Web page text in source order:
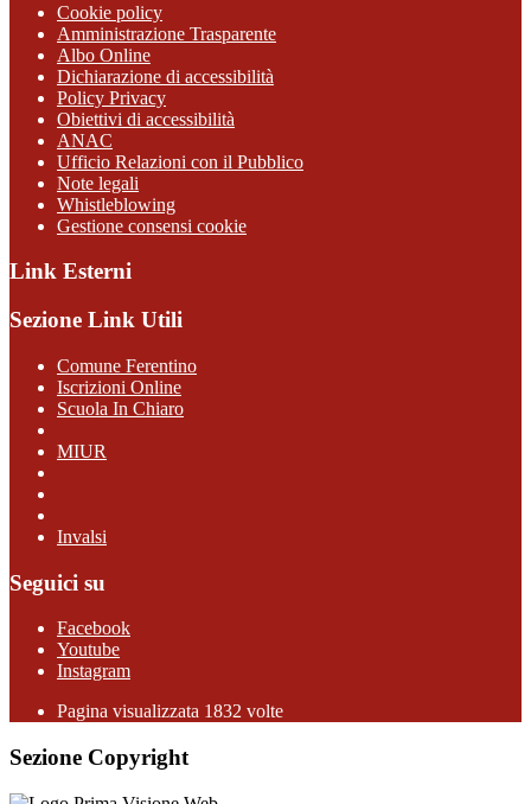
Cookie policy
Amministrazione Trasparente
Albo Online
Dichiarazione di accessibilità
Policy Privacy
Obiettivi di accessibilità
ANAC
Ufficio Relazioni con il Pubblico
Note legali
Whistleblowing
Gestione consensi cookie
Link Esterni
Sezione Link Utili
Comune Ferentino
Iscrizioni Online
Scuola In Chiaro
MIUR
Invalsi
Seguici su
Facebook
Youtube
Instagram
Pagina visualizzata 1832 volte
Sezione Copyright